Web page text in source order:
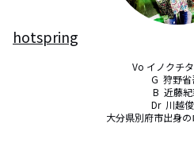
hotspring
Vo イノクチ
G  狩野省
B  近藤
Dr  川越
大分県別府市出身